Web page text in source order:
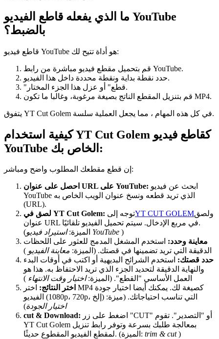
ما الذي يفعله قاطع الفيديو YouTube
بالضبط؟
قاطع فيديو YouTube هو أداة تتيح لك:
قم بتحميل مقطع فيديو مباشرة من رابط YouTube.
حدد نقطة بداية ونقطة محددة داخل هذا الفيديو.
"قطع" أو عزل هذا الجزء المختار.
قم بتنزيل المقطع الناتج بصيغة مرغوبة، وغالبا ما تكون MP4.
يتفوق YT Cut Golem في كل هذه المهام ، مما يجعل العملية سلسة.
كيفية استخدام YT Cut Golem كقاطع فيديو
YouTube الخاص بك:
إن قطع مقطعك المطلوب واضح ومباشر:
احصل على عنوان URL على YouTube: ابحث عن فيديو
YouTube الذي تريد قطعه ونسخ عنوان الويب الخاص به
(URL).
لصق في YT Cut Golem: توجه إلىYT CUT GOLEMولصق
عنوان URL في مربع الإدخال. سيتم تحميل الفيديو تلقائيًا.
(الميزة: استيراد فيديو YouTube )
معاينة وحدد: استخدم المشغل المدمج للعثور على اللحظات
الدقيقة التي تريد تضمينها في قصتك. (الميزة: معاينة الفيديو )
حدد قصتك: استخدم الشرائح البديهية أو اكتب في أوقات البدء
والنهاية الدقيقة لتحديد الجزء الذي تريد الاحتفاظ به. هذا هو
العمل الأساسي "القطع". (الميزة:اختيار وقت الانتهاء )
اختر النتائج: اختر MP4 كصيغة لك. يمكنك أيضا اختيار جودة
الفيديو (1080p، 720p، إلخ) التي تناسب احتياجاتك. (ميزة:
اختيار الجودة)
cut & Download: اضغط على زر "CUT" أو "التصدير". تقوم
YT Cut Golem بمعالجة طلبك بسرعة وتوفر رابط تنزيل
لمقطع الفيديو المقطوع حديثًا. (الميزة: trim & cut)